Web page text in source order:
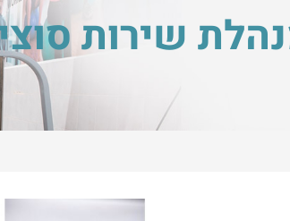
שירות